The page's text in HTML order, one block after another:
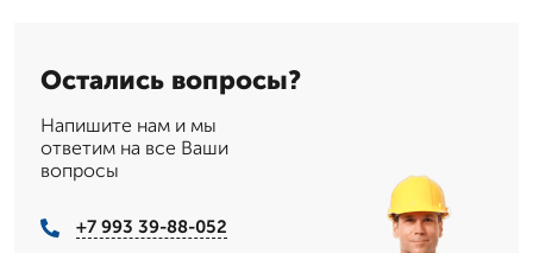
Остались вопросы?
Напишите нам и мы
ответим на все Ваши
вопросы
+7 993 39-88-052